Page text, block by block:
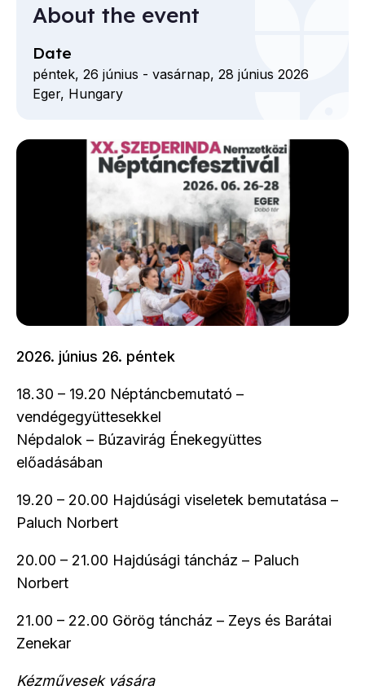
2026. június 26. péntek
18.30 – 19.20 Néptáncbemutató –
vendégegyüttesekkel
Népdalok – Búzavirág Énekegyüttes
előadásában
19.20 – 20.00 Hajdúsági viseletek bemutatása –
Paluch Norbert
20.00 – 21.00 Hajdúsági táncház – Paluch
Norbert
21.00 – 22.00 Görög táncház – Zeys és Barátai
Zenekar
Kézművesek vására
About the event
Date
péntek, 26 június - vasárnap, 28 június 2026
Eger, Hungary